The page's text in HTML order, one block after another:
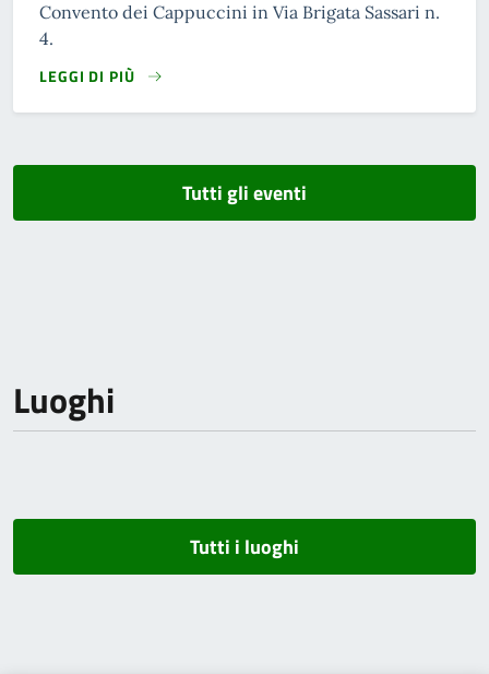
Convento dei Cappuccini in Via Brigata Sassari n.
4.
LEGGI DI PIÙ
Tutti gli eventi
Luoghi
Tutti i luoghi